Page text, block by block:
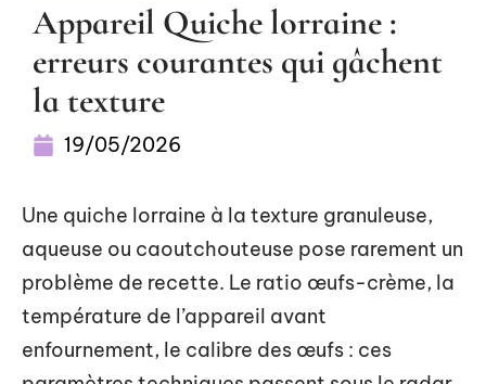
Appareil Quiche lorraine :
erreurs courantes qui gâchent
la texture
19/05/2026
Une quiche lorraine à la texture granuleuse,
aqueuse ou caoutchouteuse pose rarement un
problème de recette. Le ratio œufs-crème, la
température de l’appareil avant
enfournement, le calibre des œufs : ces